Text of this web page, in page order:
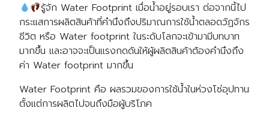
รู้จัก Water Footprint เมื่อน้ำอยู่รอบเรา ต่อจากนี้ไป
กระแสการผลิตสินค้าที่คำนึงถึงปริมาณการใช้น้ำตลอดวัฏจักร
ชีวิต หรือ Water footprint ในระดับโลกจะเข้ามามีบทบาท
มากขึ้น และอาจจะเป็นแรงกดดันให้ผู้ผลิตสินค้าต้องคำนึงถึง
ค่า Water footprint มากขึ้น
Water Footprint คือ ผลรวมของการใช้น้ำในห่วงโซ่อุปทาน
ตั้งแต่การผลิตไปจนถึงมือผู้บริโภค